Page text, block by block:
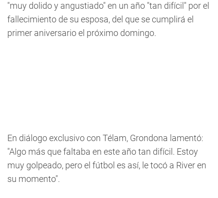
"muy dolido y angustiado" en un año "tan difícil" por el
fallecimiento de su esposa, del que se cumplirá el
primer aniversario el próximo domingo.
En diálogo exclusivo con Télam, Grondona lamentó:
"Algo más que faltaba en este año tan difícil. Estoy
muy golpeado, pero el fútbol es así, le tocó a River en
su momento".